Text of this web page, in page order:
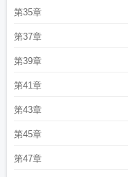
第35章
第37章
第39章
第41章
第43章
第45章
第47章